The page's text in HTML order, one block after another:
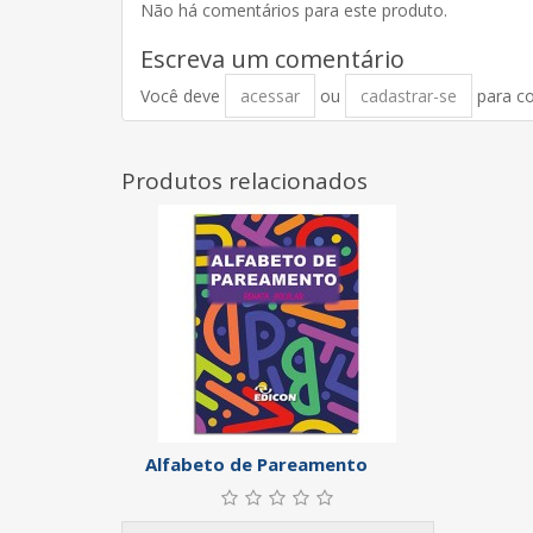
Não há comentários para este produto.
Escreva um comentário
Você deve acessar ou cadastrar-se para
Produtos relacionados
Alfabeto de Pareamento